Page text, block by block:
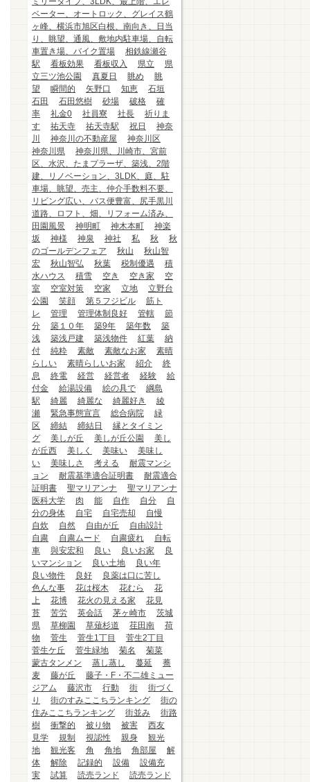
ベーター、オートロック、グレイス鶴
ヶ峰、横浜市旭区白根、南向き、日当
り、眺望、通風、敷地内駐車場、自転
車置き場、バイク置場
相鉄線瀬谷
駅
看板効果 看板収入 県立
県
立三ツ池公園
真夏日 眺め
眺
望
瞬間的 矢野口 知恵
石垣
石田
石田悠樹 砂場 破格
確
率
礼金0 社員寮 社長
祈りま
す
祐天寺 祐天寺駅 祝日
神奈
川
神奈川の不動産屋
神奈川区
神奈川県
神奈川県、川崎市、宮前
区、水沢、たまプラーザ、築浅、2階
建、リノベーション、3LDK、庭、駐
車場、眺望、売主、仲介手数料不要、
リビング広い、バス便豊富、尻手黒川
道路、ロフト、畑、リフォーム済み、
田園風景
神明町 神木本町
神楽
坂
神様 神泉 神社 私 秋
秋
のゴールデンフェア
秋山
秋山智
宏
秋山智弘 秋葉 税制優遇
積
水ハウス
積雪 空き 空き家
空
室
空室対策 空家 立地
立野台
公園
笑顔 第５フジビル
筋ト
レ
管理 管理体制良好 管轄
節
分
築１０年 築9年 築年数
築
浅
築浅戸建 築浅物件 紅葉
納
付
純粋 素敵 素敵なお家
素晴
らしい
素晴らしいお家 紹介
終
息
終電 経営 経営者 経験
給
付金
給湯設備 絵の具で
綱島
駅
綺麗 綺麗な 綺麗好き
綾
瀬
緊急事態宣言 総合病院
緑
区
締結 締結日
縁とタイミン
グ
美しが丘 美しが丘公園
美し
が丘西
美しく 美味い
美味し
い
美味しさ 考える
耐震マンシ
ョン
耐震基準適合証明書
耐震適合
証明書
聖マリアンナ
聖マリアンナ
医科大学
肉 能 自作 自分
自
分の身体
自宅 自宅売却
自慢
自炊
自然 自由が丘
自由設計
自粛
自粛ムード 自粛疲れ
自転
車
與安宏和 良い 良いお家
良
いマンション
良い土地
良い年
良い物件
良好
良薬は口に苦し
色んな事
花は桜木 花むら
花
上
花博 花火の見える家
花見
苔
苦労 英会話 茅ヶ崎市
茨城
県
草柳園 草薙杉道 荏田南
荷
物
菅生 菅生1丁目
菅生2丁目
菅生ケ丘
菅生緑地 菊名
菊菜
蒙古タンメン
蒸し蒸し 蔓延
蕎
麦
藤が丘
藤子・F・不二雄ミュー
ジアム
藤沢市 行動 街
街づく
り
街のすみここちランキング
街の
住みここちランキング
街並み
街路
樹
衝撃的 被り物 被害
西友
見学
規制 視認性 親身
観光
地
観光客 角 角地 角部屋
解
体
解除 記録的 設備
設備充
実
試算 読売ランド
読売ランド